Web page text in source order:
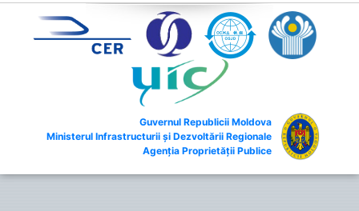
Guvernul Republicii Moldova
Ministerul Infrastructurii și Dezvoltării Regionale
Agenția Proprietății Publice